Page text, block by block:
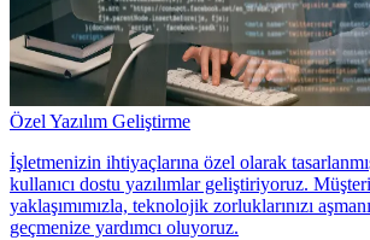
Özel Yazılım Geliştirme
İşletmenizin ihtiyaçlarına özel olarak
kullanıcı dostu yazılımlar geliştiriyoruz.
yaklaşımımızla, teknolojik zorluklarınızı
geçmenize yardımcı oluyoruz.